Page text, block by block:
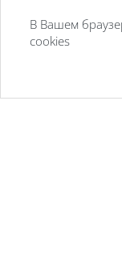
В Вашем
cookies